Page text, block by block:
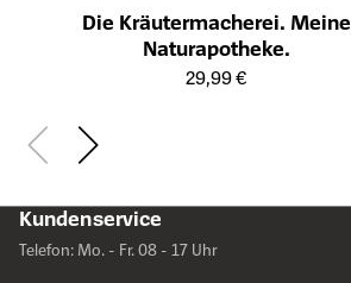
Die Kräutermacherei. Meine
Naturapotheke.
Öffnet die Detailseite des Produkts
29,99 €
Kundenservice
Telefon: Mo. - Fr. 08 - 17 Uhr